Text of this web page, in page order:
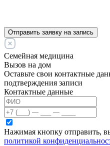
Отправить заявку на запись
Семейная медицина
Вызов на дом
Оставьте свои контактные
подтверждения записи
Контактные данные
Нажимая кнопку отправить,
политикой